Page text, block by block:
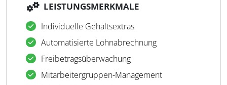
LEISTUNGSMERKMALE
Individuelle Gehaltsextras
Automatisierte Lohnabrechnung
Freibetragsüberwachung
Mitarbeitergruppen-Management